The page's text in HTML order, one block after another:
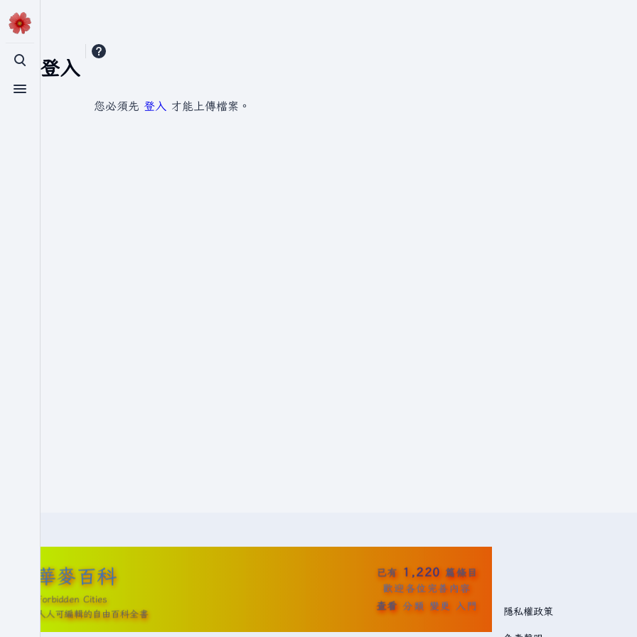
切換搜尋
切換選單
需要登入
您必須先 登入 才能上傳檔案。
華麥百科
Forbidden Cities
人人可編輯的自由百科全書
已有 1,220 篇條目
歡迎各位完善內容
查看 分類 變更 入門 隱私權政策